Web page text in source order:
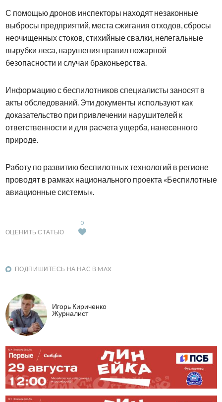
С помощью дронов инспекторы находят незаконные
выбросы предприятий, места сжигания отходов, сбросы
неочищенных стоков, стихийные свалки, нелегальные
вырубки леса, нарушения правил пожарной
безопасности и случаи браконьерства.
Информацию с беспилотников специалисты заносят в
акты обследований. Эти документы используют как
доказательство при привлечении нарушителей к
ответственности и для расчета ущерба, нанесенного
природе.
Работу по развитию беспилотных технологий в регионе
проводят в рамках национального проекта «Беспилотные
авиационные системы».
ОЦЕНИТЬ СТАТЬЮ
0
ПОДПИШИТЕСЬ НА НАС В MAX
Игорь Кириченко
Журналист